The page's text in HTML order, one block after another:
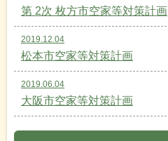
第 2次 枚方市空家等対策計画
2019.12.04
松本市空家等対策計画
2019.06.04
大阪市空家等対策計画